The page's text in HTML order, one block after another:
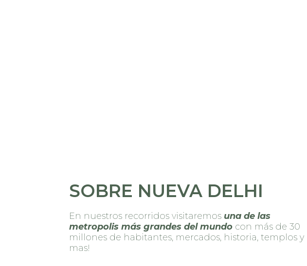
SOBRE NUEVA DELHI
En nuestros recorridos visitaremos una de las
metropolis más grandes del mundo con más de 30
millones de habitantes, mercados, historia, templos y
mas!